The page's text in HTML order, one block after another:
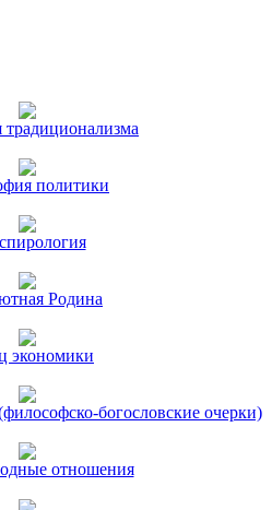
политики
Родина
экономики
богословские очерки)
отношения